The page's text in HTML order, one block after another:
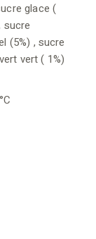
glace (
sucre
(5%) , sucre
vert ( 1%)